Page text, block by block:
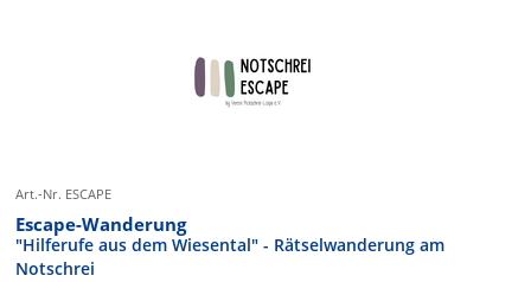
Art.-Nr. ESCAPE
Escape-Wanderung
"Hilferufe aus dem Wiesental" - Rätselwanderung am
Notschrei